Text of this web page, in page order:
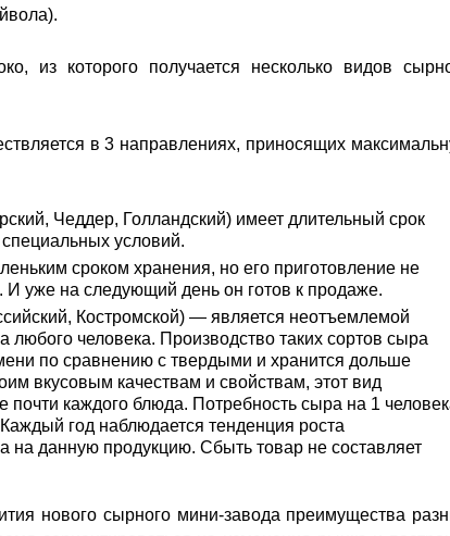
из которого получается несколько видов
в 3 направлениях, приносящих
Чеддер, Голландский) имеет длительный срок
условий.
сроком хранения, но его приготовление не
И уже на следующий день он готов к продаже.
Костромской) — является неотъемлемой
человека. Производство таких сортов сыра
по сравнению с твердыми и хранится дольше
вкусовым качествам и свойствам, этот вид
почти каждого блюда. Потребность сыра на 1
Каждый год наблюдается тенденция роста
на данную продукцию. Сбыть товар не составляет
нового сырного мини-завода преимущества